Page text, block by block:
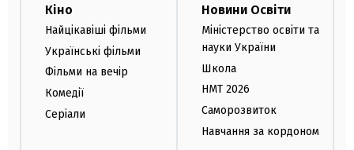
Кіно
Найцікавіші фільми
Українські фільми
Фільми на вечір
Комедії
Серіали
Новини Освіти
Міністерство освіти та
науки України
Школа
НМТ 2026
Саморозвиток
Навчання за кордоном